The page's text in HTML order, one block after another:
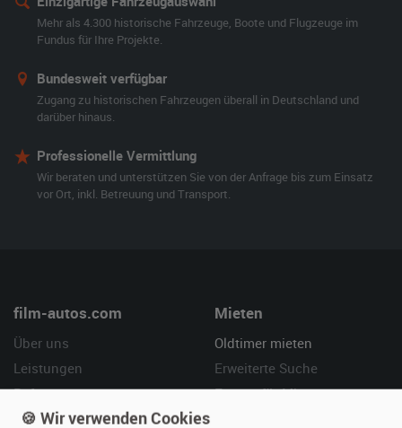
Mehr als 4.300 historische Fahrzeuge, Boote und Flugzeuge im
Fundus für Ihre Projekte.
Bundesweit verfügbar
Zugang zu historischen Fahrzeugen überall in Deutschland und
darüber hinaus.
Professionelle Vermittlung
Wir beraten und unterstützen Sie von der Anfrage bis zum Einsatz
vor Ort, inkl. Betreuung und Transport.
film-autos.com
Über uns
Leistungen
Referenzen
Kundenmeinungen
Mieten
Oldtimer mieten
Erweiterte Suche
Fragen für Mieter
🍪 Wir verwenden Cookies